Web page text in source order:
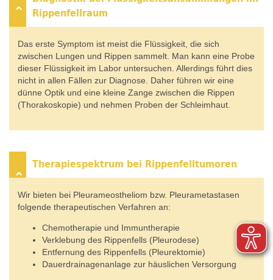
Rippenfellraum
Das erste Symptom ist meist die Flüssigkeit, die sich
zwischen Lungen und Rippen sammelt. Man kann eine Probe
dieser Flüssigkeit im Labor untersuchen. Allerdings führt dies
nicht in allen Fällen zur Diagnose. Daher führen wir eine
dünne Optik und eine kleine Zange zwischen die Rippen
(Thorakoskopie) und nehmen Proben der Schleimhaut.
Therapiespektrum bei Rippenfelltumoren
Wir bieten bei Pleurameostheliom bzw. Pleurametastasen
folgende therapeutischen Verfahren an:
Chemotherapie und Immuntherapie
Verklebung des Rippenfells (Pleurodese)
Entfernung des Rippenfells (Pleurektomie)
Dauerdrainagenanlage zur häuslichen Versorgung